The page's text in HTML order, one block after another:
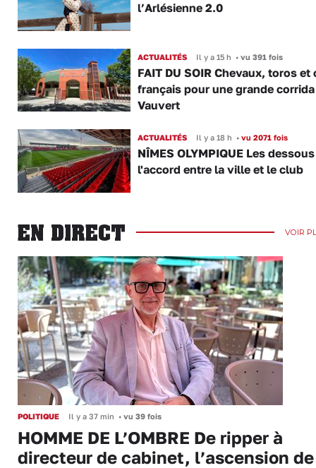
l’Arlésienne 2.0
ACTUALITÉS Il y a 15 h •vu 391 fois
FAIT DU SOIR Chevaux, toros et
français pour une grande corrida
Vauvert
ACTUALITÉS Il y a 18 h •vu 2071 fois
NÎMES OLYMPIQUE Les
l'accord entre la ville et le club
EN DIRECT VOIR
POLITIQUE Il y a 37 min • vu 39 fois
HOMME DE L’OMBRE De ripper à
directeur de cabinet, l’ascension de